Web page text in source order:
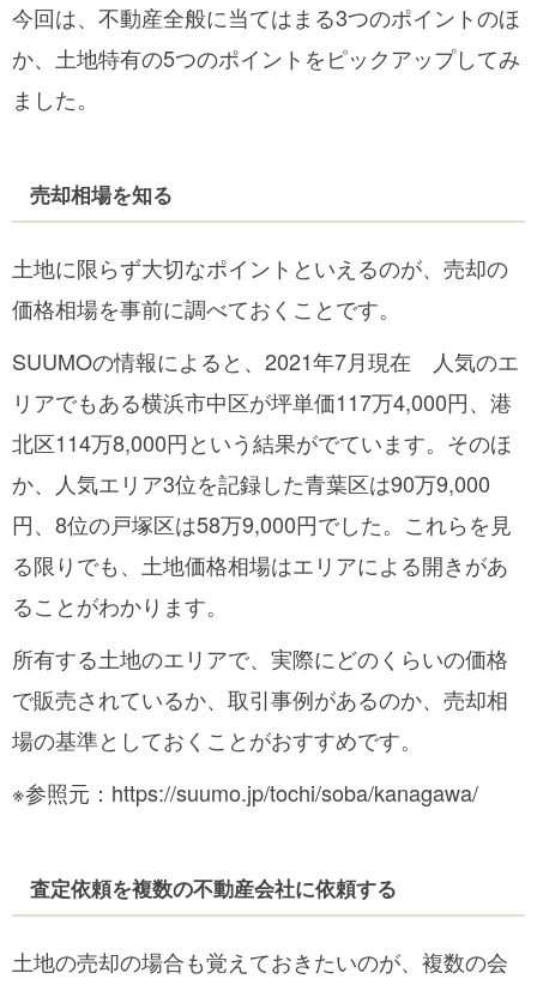
今回は、不動産全般に当てはまる3つのポイントのほ
か、土地特有の5つのポイントをピックアップしてみ
ました。
売却相場を知る
土地に限らず大切なポイントといえるのが、売却の
価格相場を事前に調べておくことです。
SUUMOの情報によると、2021年7月現在 人気のエ
リアでもある横浜市中区が坪単価117万4,000円、港
北区114万8,000円という結果がでています。そのほ
か、人気エリア3位を記録した青葉区は90万9,000
円、8位の戸塚区は58万9,000円でした。これらを見
る限りでも、土地価格相場はエリアによる開きがあ
ることがわかります。
所有する土地のエリアで、実際にどのくらいの価格
で販売されているか、取引事例があるのか、売却相
場の基準としておくことがおすすめです。
※参照元：https://suumo.jp/tochi/soba/kanagawa/
査定依頼を複数の不動産会社に依頼する
土地の売却の場合も覚えておきたいのが、複数の会